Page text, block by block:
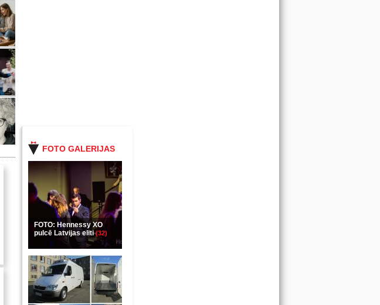
FOTO GALERIJAS
FOTO: Hennessy XO
pulcē Latvijas eliti(32)